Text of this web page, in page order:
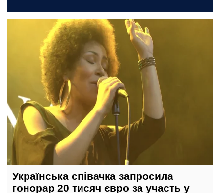
19 травня, 14:45
Українська співачка запросила
гонорар 20 тисяч євро за участь у